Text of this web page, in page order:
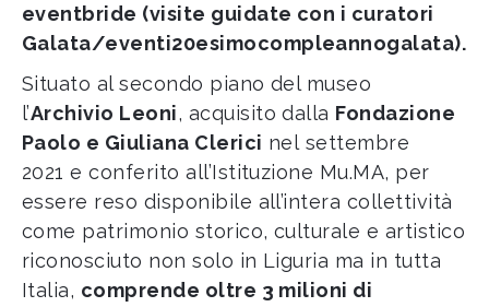
eventbride (visite guidate con i curatori
Galata/eventi20esimocompleannogalata).
Situato al secondo piano del museo
l’Archivio Leoni, acquisito dalla Fondazione
Paolo e Giuliana Clerici nel settembre
2021 e conferito all’Istituzione Mu.MA, per
essere reso disponibile all’intera collettività
come patrimonio storico, culturale e artistico
riconosciuto non solo in Liguria ma in tutta
Italia, comprende oltre 3 milioni di